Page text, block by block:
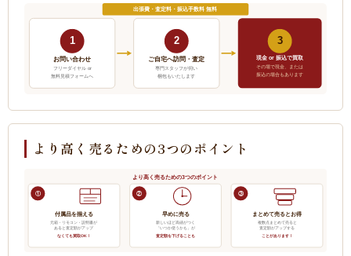
出張費・査定料・振込手数料 無料
1
お問い合わせ
フリーダイヤル or
無料見積フォームへ
2
ご自宅へ訪問・査定
専門スタッフが伺い
梱包もいたします
3
現金 or 振込で買取
その場で現金、または
振込の場合もあります
より高く売るための3つのポイント
より高く売るための3つのポイント
①
付属品を揃える
元箱・リモコン・説明書が
あると査定額がアップ
なくても買取OK！
②
早めに売る
新しいほど高値がつく
「いつか使うかも」が
査定額を下げることも
③
まとめて売るとお得
複数点まとめて売ると
査定額がアップする
ことがあります！